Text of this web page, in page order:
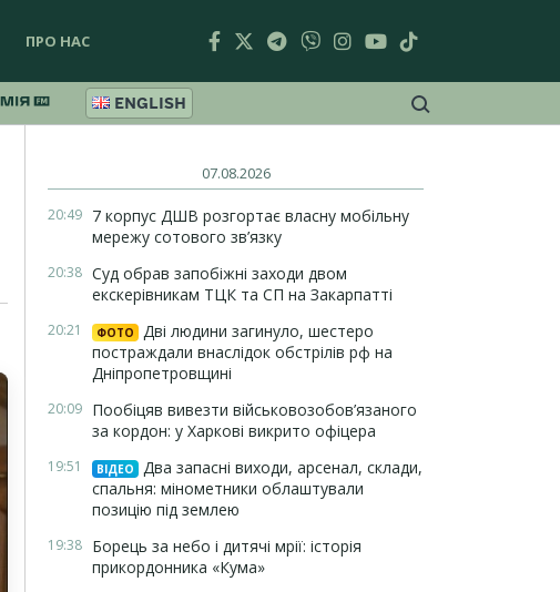
ПРО НАС
ENGLISH
07.08.2026
20:49 7 корпус ДШВ розгортає власну мобільну
мережу сотового зв’язку
20:38 Суд обрав запобіжні заходи двом
екскерівникам ТЦК та СП на Закарпатті
20:21 ФОТО
Дві людини загинуло, шестеро
постраждали внаслідок обстрілів рф на
Дніпропетровщині
20:09 Пообіцяв вивезти військовозобов’язаного
за кордон: у Харкові викрито офіцера
19:51 ВІДЕО
Два запасні виходи, арсенал, склади,
спальня: мінометники облаштували
позицію під землею
19:38 Борець за небо і дитячі мрії: історія
прикордонника «Кума»